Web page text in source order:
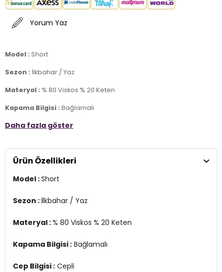
Yorum Yaz
Model : Short
Sezon : İlkbahar / Yaz
Materyal : % 80 Viskos % 20 Keten
Kapama Bilgisi : Bağlamalı
Cep Bilgisi :Cepli
Üretim Yeri :Hindistan
Daha fazla göster
Ürün Özellikleri
Model :Short
Sezon : İlkbahar / Yaz
Materyal :% 80 Viskos % 20 Keten
Kapama Bilgisi : Bağlamalı
Cep Bilgisi : Cepli